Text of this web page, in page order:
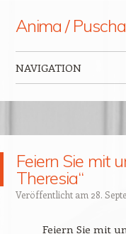
Anima /
NAVIGATION
Feiern Sie mit
Theresia“
Veröffentlicht am 28.
Feiern Sie mit